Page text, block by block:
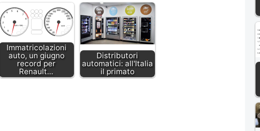
Immatricolazioni
auto, un giugno
record per
Renault…
Distributori
automatici: all'Italia
il primato